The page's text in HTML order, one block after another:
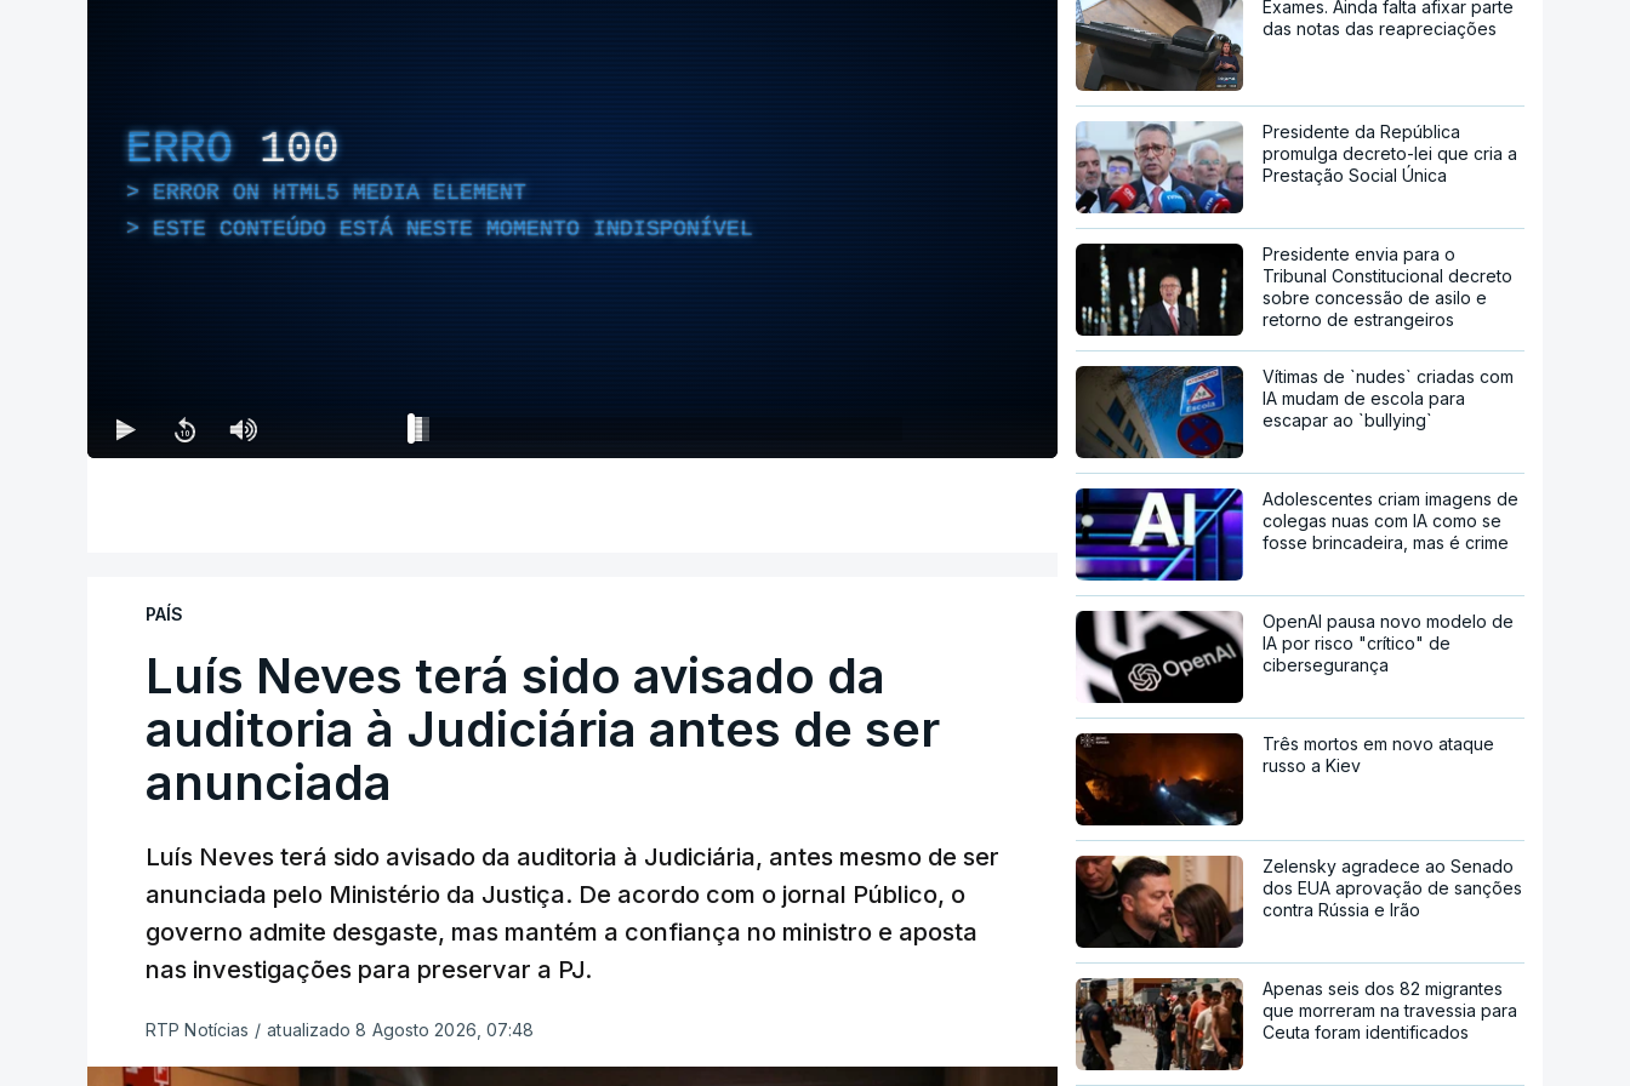
ERRO 100
ERROR ON HTML5 MEDIA ELEMENT
ESTE CONTEÚDO ESTÁ NESTE MOMENTO INDISPONÍVEL
PAÍS
Luís Neves terá sido avisado da
auditoria à Judiciária antes de ser
anunciada
Luís Neves terá sido avisado da auditoria à Judiciária, antes mesmo de ser
anunciada pelo Ministério da Justiça. De acordo com o jornal Público, o
governo admite desgaste, mas mantém a confiança no ministro e aposta
nas investigações para preservar a PJ.
RTP Notícias / atualizado 8 Agosto 2026, 07:48
Exames. Ainda falta afixar parte
das notas das reapreciações
Presidente da República
promulga decreto-lei que cria a
Prestação Social Única
Presidente envia para o
Tribunal Constitucional decreto
sobre concessão de asilo e
retorno de estrangeiros
Vítimas de `nudes` criadas com
IA mudam de escola para
escapar ao `bullying`
Adolescentes criam imagens de
colegas nuas com IA como se
fosse brincadeira, mas é crime
OpenAI pausa novo modelo de
IA por risco "crítico" de
cibersegurança
Três mortos em novo ataque
russo a Kiev
Zelensky agradece ao Senado
dos EUA aprovação de sanções
contra Rússia e Irão
Apenas seis dos 82 migrantes
que morreram na travessia para
Ceuta foram identificados